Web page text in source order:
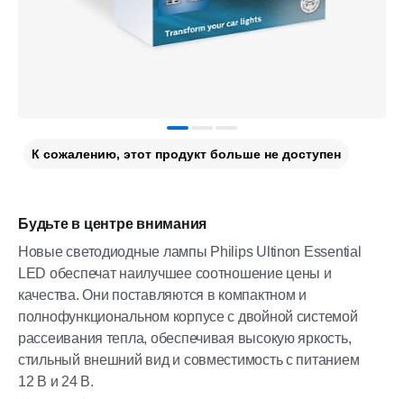
Будьте в центре внимания
Новые светодиодные лампы Philips Ultinon Essential
LED обеспечат наилучшее соотношение цены и
качества. Они поставляются в компактном и
полнофункциональном корпусе с двойной системой
рассеивания тепла, обеспечивая высокую яркость,
стильный внешний вид и совместимость с питанием
12 В и 24 В.
К сожалению, этот продукт больше не доступен